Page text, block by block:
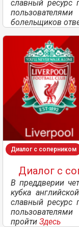
славный ресурс
болельщиков
Диалог с соперником
Диалог с
В преддверии
кубка
славный ресурс
пользователями
пройти Здесь